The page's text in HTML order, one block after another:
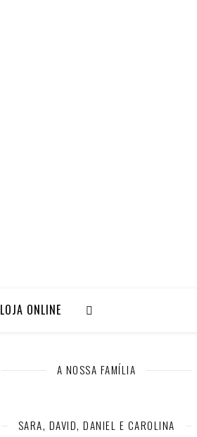
LOJA ONLINE
A NOSSA FAMÍLIA
SARA, DAVID, DANIEL E CAROLINA